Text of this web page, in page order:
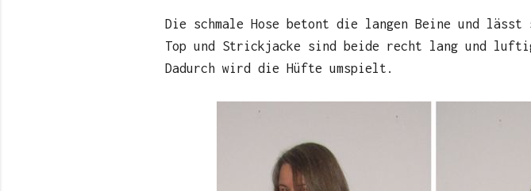
Die schmale Hose betont die langen Beine und
Top und Strickjacke sind beide recht lang und
Dadurch wird die Hüfte umspielt.